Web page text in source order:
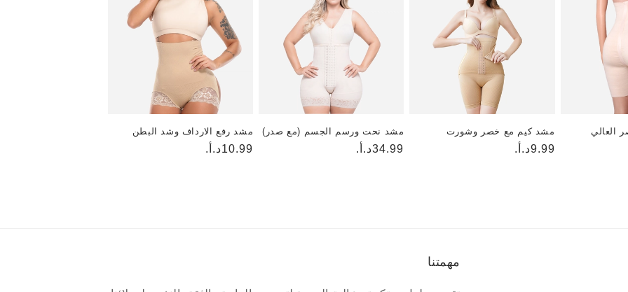
العالي مشد كيم مع خصر وشورت
السعر
9.99د.أ.
مشد نحت ورسم الجسم (مع صدر)
السعر
34.99د.أ.
مشد رفع الارداف وشد البطن
السعر
10.99د.أ.
مهمتنا